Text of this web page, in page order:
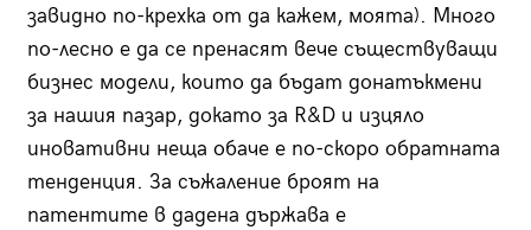
завидно по-крехка от да кажем, моята). Много
по-лесно е да се пренасят вече съществуващи
бизнес модели, които да бъдат донатъкмени
за нашия пазар, докато за R&D и изцяло
иновативни неща обаче е по-скоро обратната
тенденция. За съжаление броят на
патентите в дадена държава е